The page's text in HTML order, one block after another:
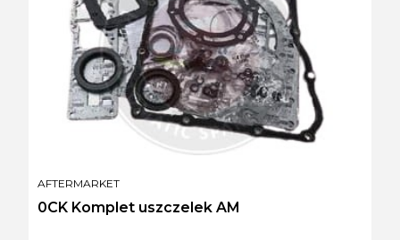
0CK Komplet uszczelek AM
PRODUCENT
AFTERMARKET